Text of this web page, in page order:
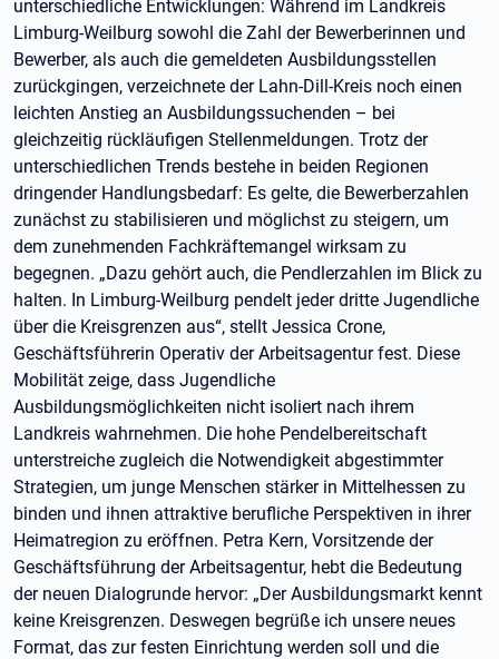
unterschiedliche Entwicklungen: Während im Landkreis
Limburg-Weilburg sowohl die Zahl der Bewerberinnen und
Bewerber, als auch die gemeldeten Ausbildungsstellen
zurückgingen, verzeichnete der Lahn-Dill-Kreis noch einen
leichten Anstieg an Ausbildungssuchenden – bei
gleichzeitig rückläufigen Stellenmeldungen. Trotz der
unterschiedlichen Trends bestehe in beiden Regionen
dringender Handlungsbedarf: Es gelte, die Bewerberzahlen
zunächst zu stabilisieren und möglichst zu steigern, um
dem zunehmenden Fachkräftemangel wirksam zu
begegnen. „Dazu gehört auch, die Pendlerzahlen im Blick zu
halten. In Limburg-Weilburg pendelt jeder dritte Jugendliche
über die Kreisgrenzen aus“, stellt Jessica Crone,
Geschäftsführerin Operativ der Arbeitsagentur fest. Diese
Mobilität zeige, dass Jugendliche
Ausbildungsmöglichkeiten nicht isoliert nach ihrem
Landkreis wahrnehmen. Die hohe Pendelbereitschaft
unterstreiche zugleich die Notwendigkeit abgestimmter
Strategien, um junge Menschen stärker in Mittelhessen zu
binden und ihnen attraktive berufliche Perspektiven in ihrer
Heimatregion zu eröffnen. Petra Kern, Vorsitzende der
Geschäftsführung der Arbeitsagentur, hebt die Bedeutung
der neuen Dialogrunde hervor: „Der Ausbildungsmarkt kennt
keine Kreisgrenzen. Deswegen begrüße ich unsere neues
Format, das zur festen Einrichtung werden soll und die